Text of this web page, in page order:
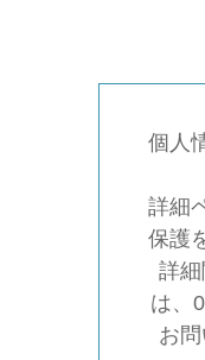
個人
詳細
保護
詳
は、
お問